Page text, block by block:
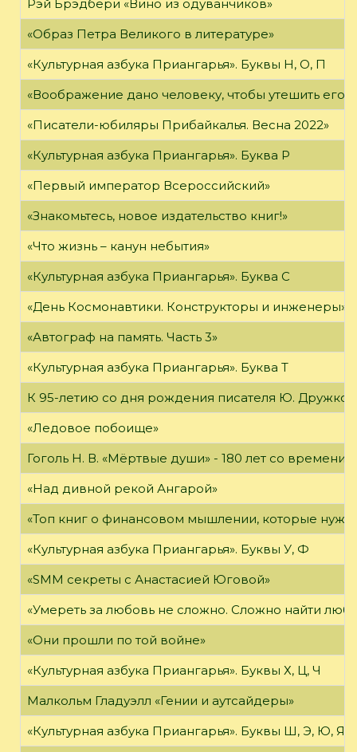
Рэй Брэдбери «Вино из одуванчиков»
«Образ Петра Великого в литературе»
«Культурная азбука Приангарья». Буквы Н, О, П
«Воображение дано человеку, чтобы утешить его
«Писатели-юбиляры Прибайкалья. Весна 2022»
«Культурная азбука Приангарья». Буква Р
«Первый император Всероссийский»
«Знакомьтесь, новое издательство книг!»
«Что жизнь – канун небытия»
«Культурная азбука Приангарья». Буква С
«День Космонавтики. Конструкторы и инженеры»
«Автограф на память. Часть 3»
«Культурная азбука Приангарья». Буква Т
К 95-летию со дня рождения писателя Ю.
«Ледовое побоище»
Гоголь Н. В. «Мёртвые души» - 180 лет со времени
«Над дивной рекой Ангарой»
«Топ книг о финансовом мышлении, которые
«Культурная азбука Приангарья». Буквы У, Ф
«SMM секреты с Анастасией Юговой»
«Умереть за любовь не сложно. Сложно найти
«Они прошли по той войне»
«Культурная азбука Приангарья». Буквы Х, Ц, Ч
Малкольм Гладуэлл «Гении и аутсайдеры»
«Культурная азбука Приангарья». Буквы Ш, Э, Ю, Я